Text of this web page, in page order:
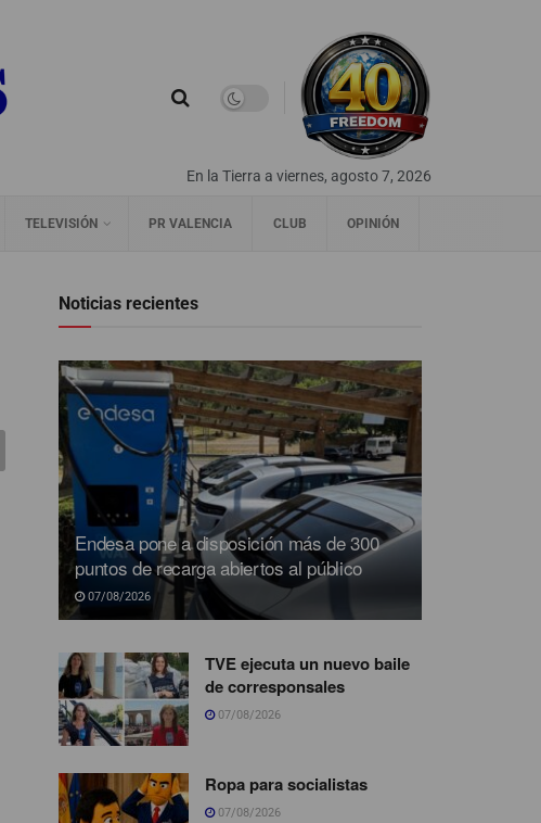
En la Tierra a viernes, agosto 7, 2026
TELEVISIÓN PR VALENCIA CLUB OPINIÓN
Noticias recientes
Endesa pone a disposición más de 300
puntos de recarga abiertos al público
07/08/2026
TVE ejecuta un nuevo baile
de corresponsales
07/08/2026
Ropa para socialistas
07/08/2026